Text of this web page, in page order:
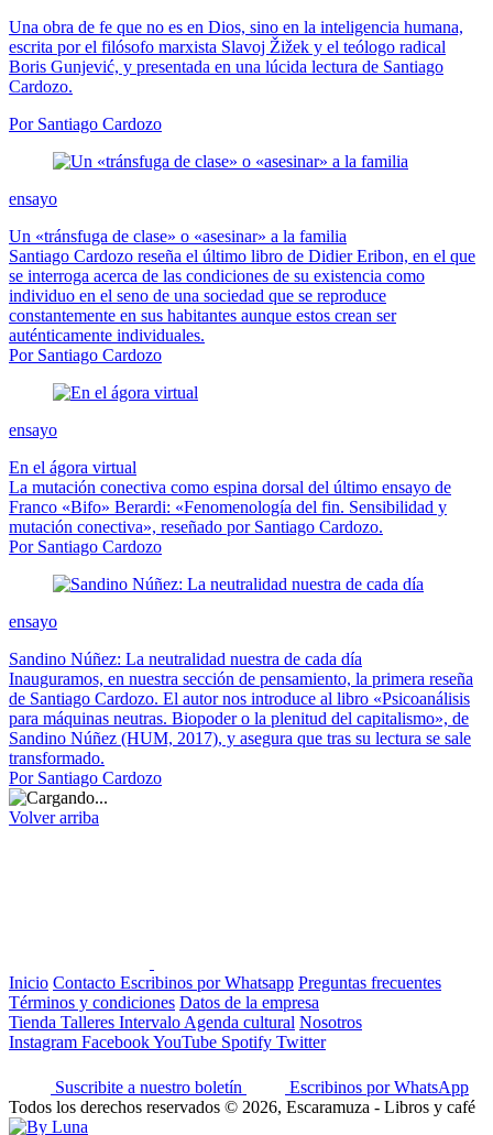
Una obra de fe que no es en Dios, sino en la inteligencia humana,
escrita por el filósofo marxista Slavoj Žižek y el teólogo radical
Boris Gunjević, y presentada en una lúcida lectura de Santiago
Cardozo.
Por Santiago Cardozo
ensayo
Un «tránsfuga de clase» o «asesinar» a la familia
Santiago Cardozo reseña el último libro de Didier Eribon, en el que
se interroga acerca de las condiciones de su existencia como
individuo en el seno de una sociedad que se reproduce
constantemente en sus habitantes aunque estos crean ser
auténticamente individuales.
Por Santiago Cardozo
ensayo
En el ágora virtual
La mutación conectiva como espina dorsal del último ensayo de
Franco «Bifo» Berardi: «Fenomenología del fin. Sensibilidad y
mutación conectiva», reseñado por Santiago Cardozo.
Por Santiago Cardozo
ensayo
Sandino Núñez: La neutralidad nuestra de cada día
Inauguramos, en nuestra sección de pensamiento, la primera reseña
de Santiago Cardozo. El autor nos introduce al libro «Psicoanálisis
para máquinas neutras. Biopoder o la plenitud del capitalismo», de
Sandino Núñez (HUM, 2017), y asegura que tras su lectura se sale
transformado.
Por Santiago Cardozo
Volver arriba
Inicio Contacto Escribinos por Whatsapp Preguntas frecuentes
Términos y condiciones Datos de la empresa
Tienda Talleres Intervalo Agenda cultural Nosotros
Instagram FacebookYouTube Spotify Twitter
Suscribite a nuestro boletín
Escribinos por WhatsApp
Todos los derechos reservados © 2026, Escaramuza - Libros y café